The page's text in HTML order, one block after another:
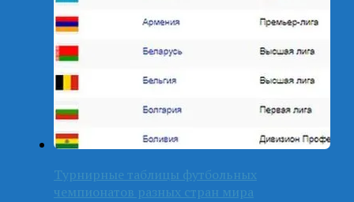
Турнирные таблицы футбольных
чемпионатов разных стран мира